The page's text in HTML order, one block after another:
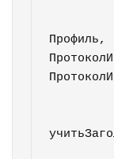
Профиль,